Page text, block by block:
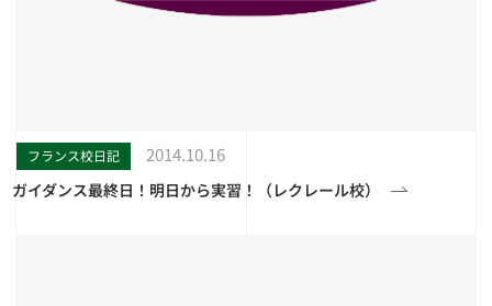
フランス校日記 2014.10.16
ガイダンス最終日！明日から実習！（レクレール校）